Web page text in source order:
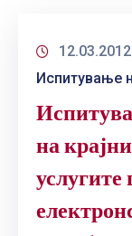
12.03.2012
Испитување
на
услугите